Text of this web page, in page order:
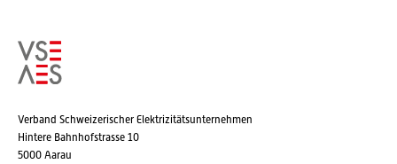
Verband Schweizerischer Elektrizitätsunternehmen
Hintere Bahnhofstrasse 10
5000 Aarau